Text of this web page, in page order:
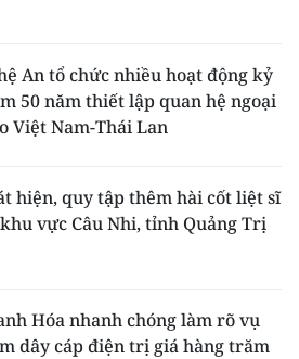
An tổ chức nhiều hoạt động kỷ
50 năm thiết lập quan hệ ngoại
Việt Nam-Thái Lan
hiện, quy tập thêm hài cốt liệt sĩ
vực Câu Nhi, tỉnh Quảng Trị
Hóa nhanh chóng làm rõ vụ
dây cáp điện trị giá hàng trăm